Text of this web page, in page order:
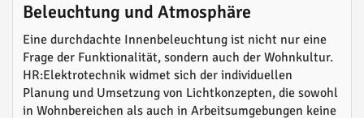
Beleuchtung und Atmosphäre
Eine durchdachte Innenbeleuchtung ist nicht nur eine
Frage der Funktionalität, sondern auch der Wohnkultur.
HR:Elektrotechnik widmet sich der individuellen
Planung und Umsetzung von Lichtkonzepten, die sowohl
in Wohnbereichen als auch in Arbeitsumgebungen keine